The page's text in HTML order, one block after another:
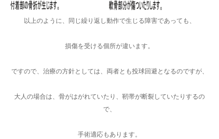
以上のように、同じ繰り返し動作で生じる障害であっても、
損傷を受ける個所が違います。
ですので、治療の方針としては、両者とも投球回避となるのですが、
大人の場合は、骨がはがれていたり、靭帯が断裂していたりするの
で、
手術適応もあります。